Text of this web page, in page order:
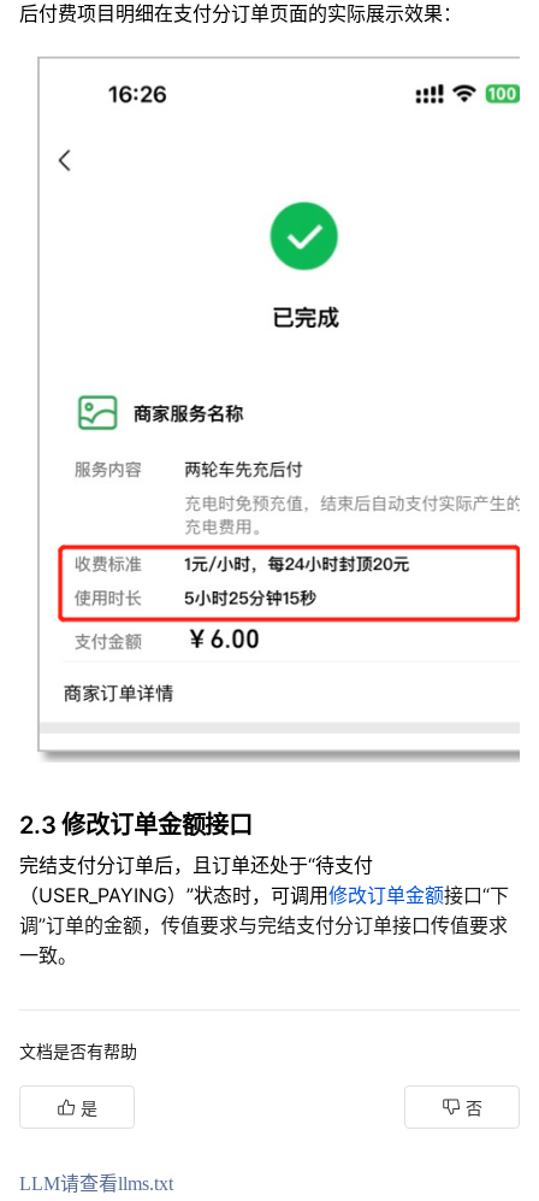
后付费项目明细在支付分订单页面的实际展示效果：
2.3 修改订单金额接口
完结支付分订单后，且订单还处于“待支付
（USER_PAYING）”状态时，可调用修改订单金额接口“下
调”订单的金额，传值要求与完结支付分订单接口传值要求
一致。
文档是否有帮助
是 否
LLM请查看llms.txt